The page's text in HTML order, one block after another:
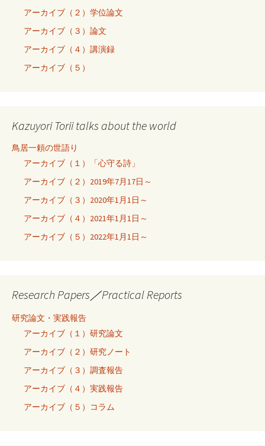
アーカイブ（２）学位論文
アーカイブ（３）論文
アーカイブ（４）講演録
アーカイブ（５）
Kazuyori Torii talks about the world
鳥居一頼の世語り
アーカイブ（１）「心守る詩」
アーカイブ（２）2019年7月17日～
アーカイブ（３）2020年1月1日～
アーカイブ（４）2021年1月1日～
アーカイブ（５）2022年1月1日～
Research Papers／Practical Reports
研究論文・実践報告
アーカイブ（１）研究論文
アーカイブ（２）研究ノート
アーカイブ（３）調査報告
アーカイブ（４）実践報告
アーカイブ（５）コラム